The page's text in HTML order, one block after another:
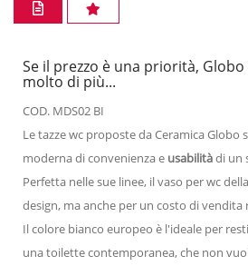
Se il prezzo è una priorità,
molto di più...
COD. MDS02 BI
Le tazze wc proposte da Ceramica Globo
moderna di convenienza e usabilitàdi un
Perfetta nelle sue linee, il vaso per wc
design, ma anche per un costo di vendita
Il colore bianco europeo è l'ideale per
una toilette contemporanea, che non